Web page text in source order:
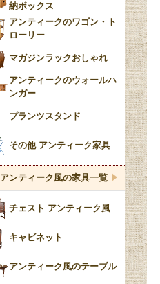
納ボックス
アンティークのワゴン・ト
ローリー
マガジンラックおしゃれ
アンティークのウォールハ
ンガー
プランツスタンド
その他 アンティーク家具
アンティーク風の家具一覧
チェスト アンティーク風
キャビネット
アンティーク風のテーブル